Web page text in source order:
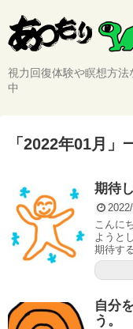
視力回復体験や瞑想方
中
「 2022年01月 」
期待
こんに
ようと
期待す
自分
う。